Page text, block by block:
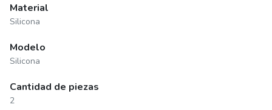
Material
Silicona
Modelo
Silicona
Cantidad de piezas
2